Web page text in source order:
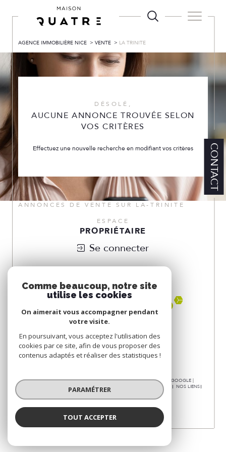
CONTACT
AGENCE IMMOBILIÈRE NICE VENTE LA TRINITE
DÉSOLÉ,
AUCUNE ANNONCE TROUVÉE SELON
VOS CRITÈRES
Effectuez une nouvelle recherche en modifiant vos critères
ANNONCES DE VENTE SUR LA-TRINITE
ESPACE
PROPRIÉTAIRE
Se connecter
ADHÉRONS
© 2026 | TOUS DROITS RÉSERVÉS | TRADUCTION POWERED BY GOOGLE |
PLAN DU SITE MENTIONS LÉGALES ADMIN
NOS LIENS
POLITIQUE RGPD
Comme beaucoup, notre site
utilise les cookies
On aimerait vous accompagner pendant
votre visite.
En poursuivant, vous acceptez l'utilisation des
cookies par ce site, afin de vous proposer des
contenus adaptés et réaliser des statistiques !
PARAMÉTRER
TOUT ACCEPTER